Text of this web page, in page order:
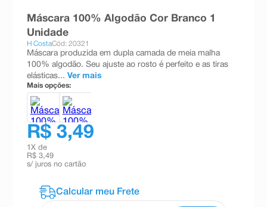
Máscara 100% Algodão Cor Branco 1
Unidade
H CostaCód: 20321
Máscara produzida em dupla camada de meia malha
100% algodão. Seu ajuste ao rosto é perfeito e as tiras
elásticas... Ver mais
Mais opções:
R$ 3,49
1 X de
R$ 3,49
s/ juros no cartão
teste gravidez
esmalte
ºabsorvente